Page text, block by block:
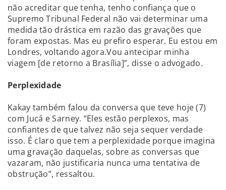
não acreditar que tenha, tenho confiança que o
Supremo Tribunal Federal não vai determinar uma
medida tão drástica em razão das gravações que
foram expostas. Mas eu prefiro esperar. Eu estou em
Londres, voltando agora.Vou antecipar minha
viagem [de retorno a Brasília]”, disse o advogado.
Perplexidade
Kakay também falou da conversa que teve hoje (7)
com Jucá e Sarney. “Eles estão perplexos, mas
confiantes de que talvez não seja sequer verdade
isso. É claro que tem a perplexidade porque imagina
uma gravação daquelas, sobre as conversas que
vazaram, não justificaria nunca uma tentativa de
obstrução”, ressaltou.